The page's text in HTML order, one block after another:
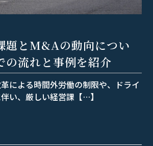
題とM&Aの動向につい
の流れと事例を紹介
による時間外労働の制限や、ドライ
い、厳しい経営課【…】